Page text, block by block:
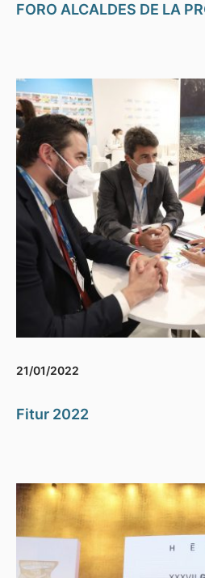
FORO ALCALDES DE LA
21/01/2022
Fitur 2022